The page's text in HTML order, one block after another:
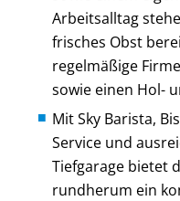
Arbeitsalltag
frisches Obst
regelmäßige
sowie einen Hol-
Mit Sky Barista,
Service und
Tiefgarage bietet
rundherum ein